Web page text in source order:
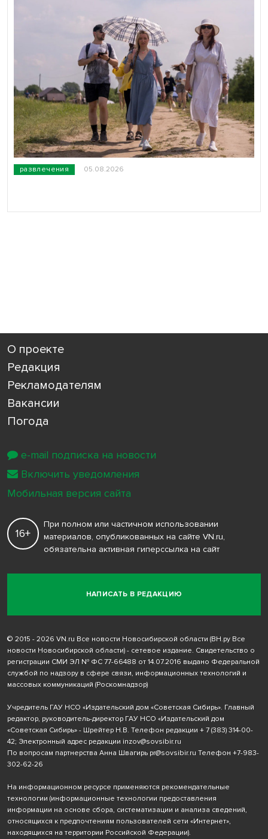
развлечения 05.08.2026
О проекте
Редакция
Рекламодателям
Вакансии
Погода
НАПИСАТЬ В РЕДАКЦИЮ
16+
При полном или частичном использовании
материалов, опубликованных на сайте VN.ru,
обязательна активная гиперссылка на сайт
© 2015 - 2026 VN.ru Все новости Новосибирской области (ВН.ру Все
новости Новосибирской области) - сетевое издание. Свидетельство о
регистрации СМИ ЭЛ № ФС 77-66488 от 14.07.2016 выдано Федеральной
службой по надзору в сфере связи, информационных технологий и
массовых коммуникаций (Роскомнадзор)
Учредитель ГАУ НСО «Издательский дом «Советская Сибирь». Главный
редактор, руководитель-директор ГАУ НСО «Издательский дом
«Советская Сибирь» - Шрейтер Н.В. Телефон редакции + 7 (383) 314-00-
42; Электронный адрес редакции inzov@sovsibir.ru
По вопросам партнерства Анна Швагирь pr@sovsibir.ru Телефон +7-983-
302-62-26
На информационном ресурсе применяются рекомендательные
технологии (информационные технологии предоставления
информации на основе сбора, систематизации и анализа сведений,
относящихся к предпочтениям пользователей сети «Интернет»,
находящихся на территории Российской Федерации).
e-mail подписка на новости
Включить уведомления
Мобильная версия сайта